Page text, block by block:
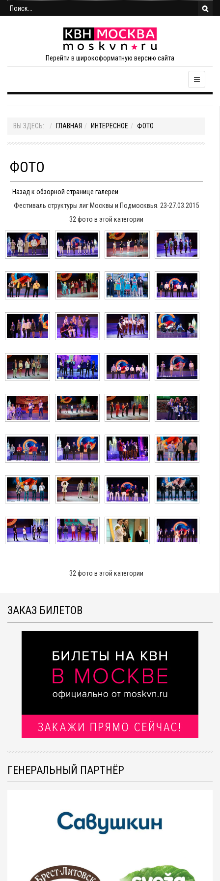
Перейти в широкоформатную версию сайта
ВЫ ЗДЕСЬ: ГЛАВНАЯ ИНТЕРЕСНОЕ ФОТО
ФОТО
Назад к обзорной странице галереи
Фестиваль структуры лиг Москвы и Подмосквья. 23-27.03.2015
32 фото в этой категории
32 фото в этой категории
ЗАКАЗ БИЛЕТОВ
ГЕНЕРАЛЬНЫЙ ПАРТНЁР